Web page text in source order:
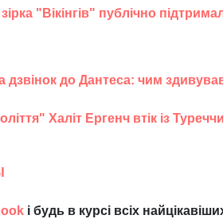
зірка "Вікінгів" публічно
дзвінок до Дантеса: чим
Халіт Ергенч втік із
і будь в курсі всіх